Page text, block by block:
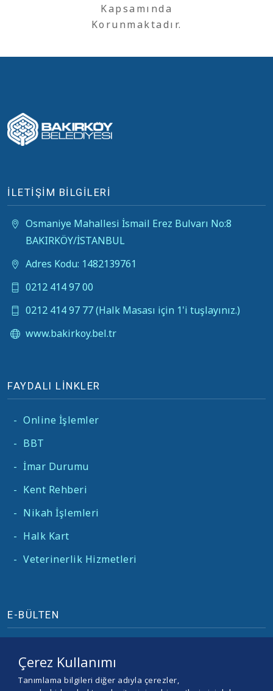
Kapsamında
Korunmaktadır.
İLETİŞİM BİLGİLERİ
Osmaniye Mahallesi İsmail Erez Bulvarı No:8
BAKIRKÖY/İSTANBUL
Adres Kodu: 1482139761
0212 414 97 00
0212 414 97 77 (Halk Masası için 1'i tuşlayınız.)
www.bakirkoy.bel.tr
FAYDALI LİNKLER
- Online İşlemler
- BBT
- İmar Durumu
- Kent Rehberi
- Nikah İşlemleri
- Halk Kart
- Veterinerlik Hizmetleri
E-BÜLTEN
Çerez Kullanımı
Tanımlama bilgileri diğer adıyla çerezler,